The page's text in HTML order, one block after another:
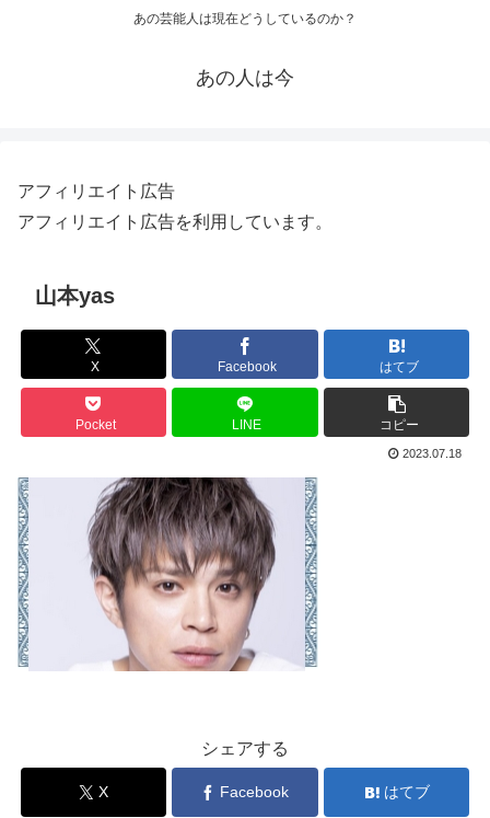
あの芸能人は現在どうしているのか？
あの人は今
アフィリエイト広告
アフィリエイト広告を利用しています。
山本yas
X Facebook はてブ
Pocket LINE コピー
2023.07.18
シェアする
X Facebook はてブ